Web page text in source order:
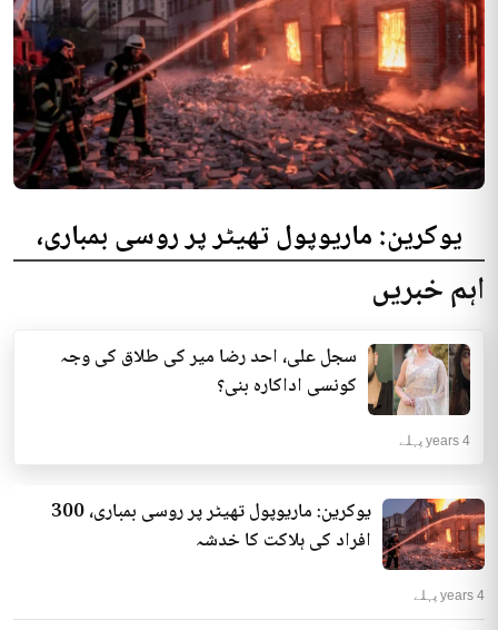
یوکرین: ماریوپول تھیٹر پر روسی بمباری،
300 افراد کی ہلاکت کا خدشہ
کا خدشہ ظاہر کیا اور کہا کہ کم...
انٹرنیشنل | 4 years پہلے
اہم خبریں
سجل علی، احد رضا میر کی طلاق کی وجہ
کونسی اداکارہ بنی؟
4 years پہلے
یوکرین: ماریوپول تھیٹر پر روسی بمباری، 300
افراد کی ہلاکت کا خدشہ
4 years پہلے